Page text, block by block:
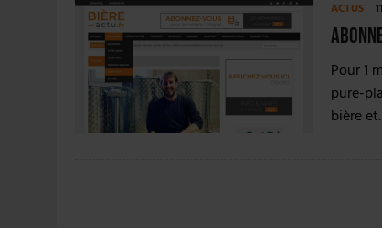
3 AOÛT 2026 CONSOMMATION : LA VISION DU GROUPE
31 JUILLET 2026
7 AOÛT 2026 | LA GRANDE RÉSERVE 2026 CÉLÈBRE LES 70
ACTUS
Pour 1
pure-
bière